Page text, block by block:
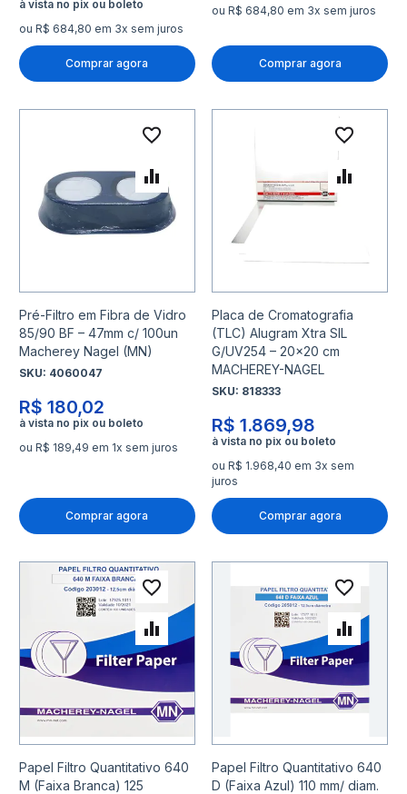
ou R$ 684,80 em 3x sem juros
Comprar agora
ou R$ 684,80 em 3x sem juros
Comprar agora
Pré-Filtro em Fibra de Vidro
85/90 BF – 47mm c/ 100un
Macherey Nagel (MN)
SKU: 4060047
R$ 180,02
ou R$ 189,49 em 1x sem juros
Comprar agora
Adicionar à lista de
Adicionar para Comparar
Placa de Cromatografia
(TLC) Alugram Xtra SIL
G/UV254 – 20x20 cm
MACHEREY-NAGEL
SKU: 818333
R$ 1.869,98
ou R$ 1.968,40 em 3x sem
juros
Comprar agora
Papel Filtro Quantitativo 640
M (Faixa Branca) 125
Adicionar à lista de
Adicionar para Comparar
Papel Filtro Quantitativo 640
D (Faixa Azul) 110 mm/ diam.